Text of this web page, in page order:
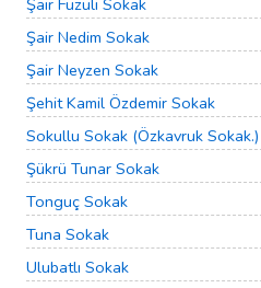
Şair Fuzuli Sokak
Şair Nedim Sokak
Şair Neyzen Sokak
Şehit Kamil Özdemir Sokak
Sokullu Sokak (Özkavruk Sokak.)
Şükrü Tunar Sokak
Tonguç Sokak
Tuna Sokak
Ulubatlı Sokak